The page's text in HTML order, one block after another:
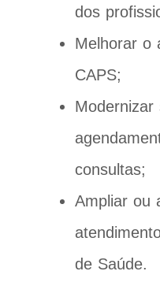
dos
Melhorar o
CAPS;
Modernizar
consultas;
Ampliar ou
de Saúde.